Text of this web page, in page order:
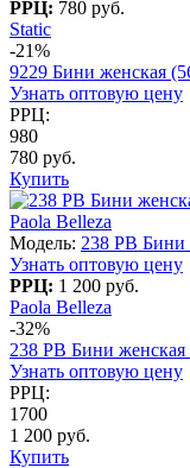
РРЦ: 780 руб.
Static
-21%
9229 Бини женская
Узнать оптовую цену
РРЦ:
980
780 руб.
Купить
Paola Belleza
Модель: 238 PB Бини
Узнать оптовую цену
РРЦ: 1 200 руб.
Paola Belleza
-32%
238 PB Бини
Узнать оптовую цену
РРЦ:
1700
1 200 руб.
Купить